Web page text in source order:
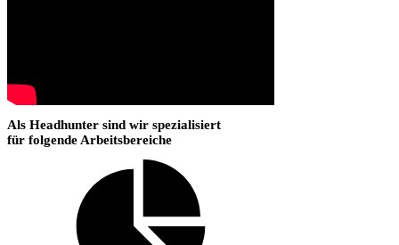
Als Headhunter sind wir spezialisiert
für folgende Arbeitsbereiche